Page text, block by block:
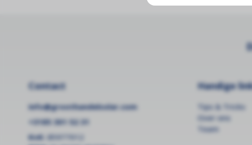
Contact
info@groothandelsolar.com
+3185 301 52 31
KvK: 85977012
Handige
Tips & Tricks
Over ons
Team